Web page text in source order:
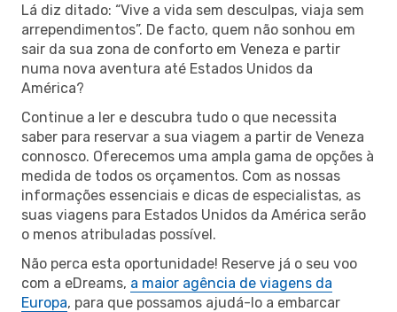
Lá diz ditado: “Vive a vida sem desculpas, viaja sem
arrependimentos”. De facto, quem não sonhou em
sair da sua zona de conforto em Veneza e partir
numa nova aventura até Estados Unidos da
América?
Continue a ler e descubra tudo o que necessita
saber para reservar a sua viagem a partir de Veneza
connosco. Oferecemos uma ampla gama de opções à
medida de todos os orçamentos. Com as nossas
informações essenciais e dicas de especialistas, as
suas viagens para Estados Unidos da América serão
o menos atribuladas possível.
Não perca esta oportunidade! Reserve já o seu voo
com a eDreams, a maior agência de viagens da
Europa, para que possamos ajudá-lo a embarcar